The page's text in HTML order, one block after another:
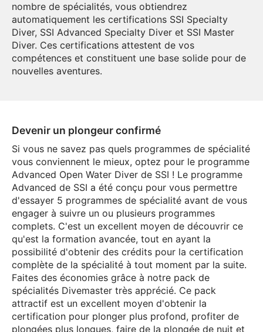
nombre de spécialités, vous obtiendrez
automatiquement les certifications SSI Specialty
Diver, SSI Advanced Specialty Diver et SSI Master
Diver. Ces certifications attestent de vos
compétences et constituent une base solide pour de
nouvelles aventures.
Devenir un plongeur confirmé
Si vous ne savez pas quels programmes de spécialité
vous conviennent le mieux, optez pour le programme
Advanced Open Water Diver de SSI ! Le programme
Advanced de SSI a été conçu pour vous permettre
d'essayer 5 programmes de spécialité avant de vous
engager à suivre un ou plusieurs programmes
complets. C'est un excellent moyen de découvrir ce
qu'est la formation avancée, tout en ayant la
possibilité d'obtenir des crédits pour la certification
complète de la spécialité à tout moment par la suite.
Faites des économies grâce à notre pack de
spécialités Divemaster très apprécié. Ce pack
attractif est un excellent moyen d'obtenir la
certification pour plonger plus profond, profiter de
plongées plus longues, faire de la plongée de nuit et